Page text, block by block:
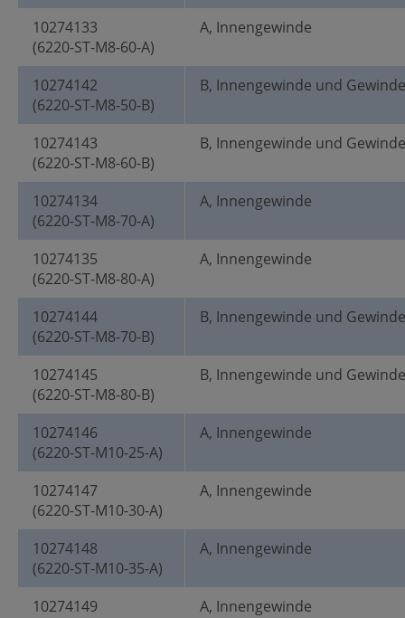
10274133
(6220-ST-M8-60-A)
A, Innengewinde
10274142
(6220-ST-M8-50-B)
B, Innengewinde und
10274143
(6220-ST-M8-60-B)
B, Innengewinde und
10274134
(6220-ST-M8-70-A)
A, Innengewinde
10274135
(6220-ST-M8-80-A)
A, Innengewinde
10274144
(6220-ST-M8-70-B)
B, Innengewinde und
10274145
(6220-ST-M8-80-B)
B, Innengewinde und
10274146
(6220-ST-M10-25-A)
A, Innengewinde
10274147
(6220-ST-M10-30-A)
A, Innengewinde
10274148
(6220-ST-M10-35-A)
A, Innengewinde
10274149
A, Innengewinde